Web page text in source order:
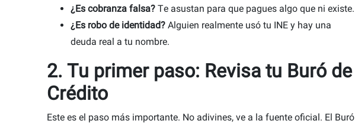
¿Es cobranza falsa? Te asustan para que pagues algo que ni existe.
¿Es robo de identidad? Alguien realmente usó tu INE y hay una
deuda real a tu nombre.
2. Tu primer paso: Revisa tu Buró de
Crédito
Este es el paso más importante. No adivines, ve a la fuente oficial. El Buró